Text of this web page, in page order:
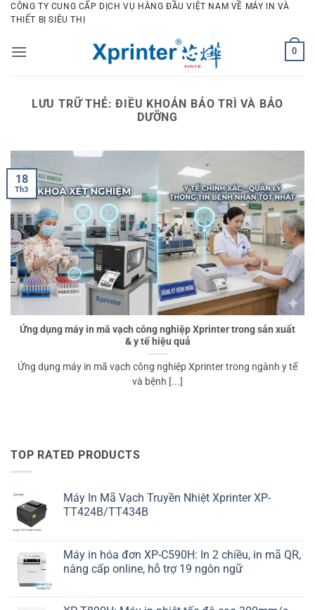
Bỏ
qua
dung
CÔNG TY CUNG CẤP DỊCH VỤ HÀNG ĐẦU VIỆT NAM VỀ MÁY IN VÀ
THIẾT BỊ SIÊU THỊ
0
LƯU TRỮ THẺ:ĐIỀU KHOẢN BẢO TRÌ VÀ BẢO
DƯỠNG
Ứng dụng máy in mã vạch công nghiệp Xprinter trong sản xuất
& y tế hiệu quả
Ứng dụng máy in mã vạch công nghiệp Xprinter trong ngành y tế
và bệnh [...]
18
Th3
TOP RATED PRODUCTS
Máy In Mã Vạch Truyền Nhiệt Xprinter XP-
TT424B/TT434B
Máy in hóa đơn XP-C590H: In 2 chiều, in mã QR,
nâng cấp online, hỗ trợ 19 ngôn ngữ